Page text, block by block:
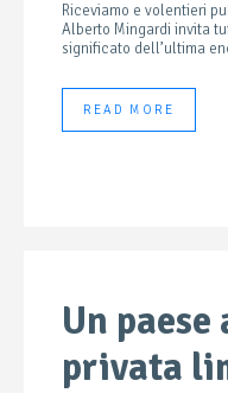
Riceviamo e volentieri
Alberto Mingardi invita
significato dell’ultima
READ MORE
Un
privata